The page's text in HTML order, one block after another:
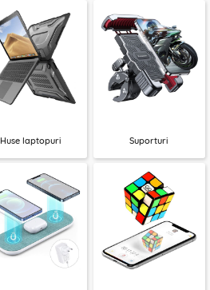
Huse laptopuri Suporturi